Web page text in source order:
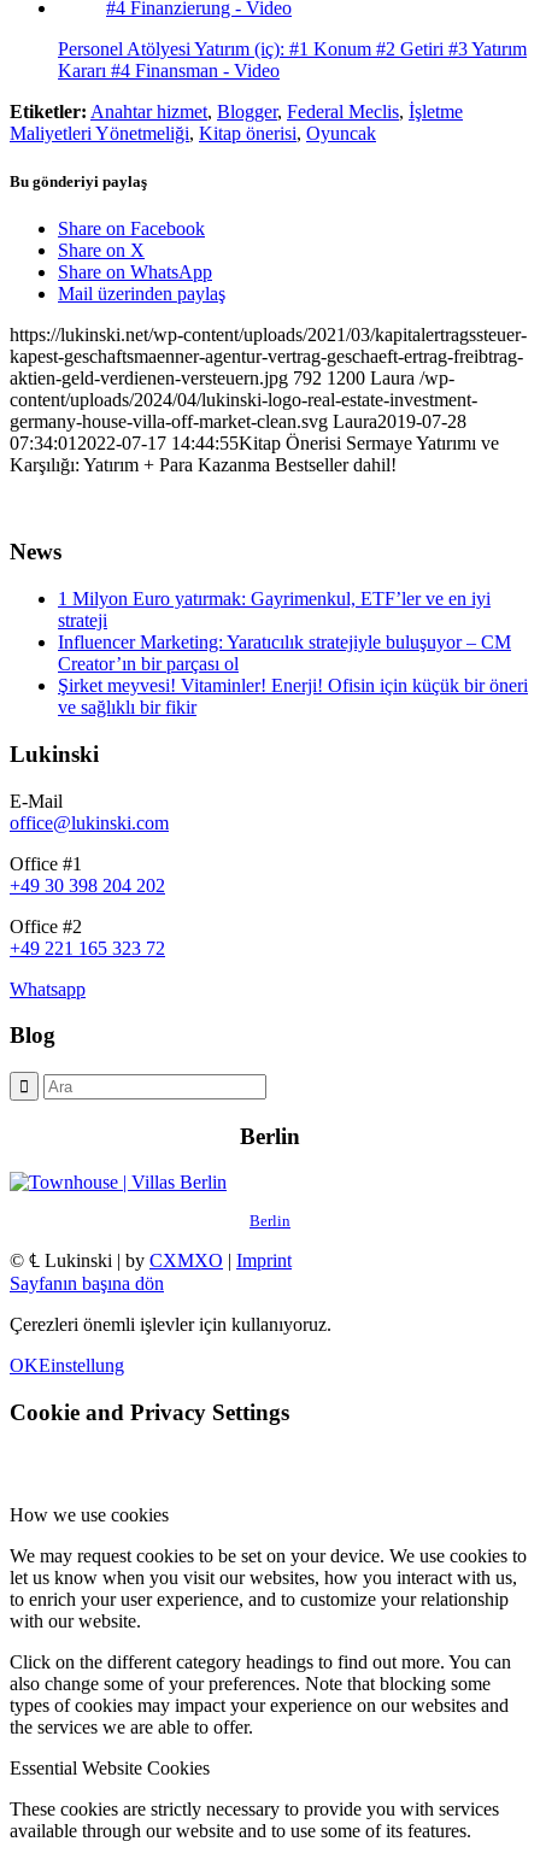
Personel Atölyesi Yatırım (iç): #1 Konum #2 Getiri #3 Yatırım
Kararı #4 Finansman - Video
Etiketler: Anahtar hizmet, Blogger, Federal Meclis, İşletme
Maliyetleri Yönetmeliği, Kitap önerisi, Oyuncak
Bu gönderiyi paylaş
Share on Facebook
Share on X
Share on WhatsApp
Mail üzerinden paylaş
https://lukinski.net/wp-content/uploads/2021/03/kapitalertragssteuer-
kapest-geschaftsmaenner-agentur-vertrag-geschaeft-ertrag-freibtrag-
aktien-geld-verdienen-versteuern.jpg 792 1200 Laura /wp-
content/uploads/2024/04/lukinski-logo-real-estate-investment-
germany-house-villa-off-market-clean.svg Laura2019-07-28
07:34:01 2022-07-17 14:44:55Kitap Önerisi Sermaye Yatırımı ve
Karşılığı: Yatırım + Para Kazanma Bestseller dahil!
News
1 Milyon Euro yatırmak: Gayrimenkul, ETF’ler ve en iyi
strateji
Influencer Marketing: Yaratıcılık stratejiyle buluşuyor – CM
Creator’ın bir parçası ol
Şirket meyvesi! Vitaminler! Enerji! Ofisin için küçük bir öneri
ve sağlıklı bir fikir
Lukinski
E-Mail
office@lukinski.com
Office #1
+49 30 398 204 202
Office #2
+49 221 165 323 72
Whatsapp
Blog
Berlin
Berlin
© ℄ Lukinski | by CXMXO | Imprint
Sayfanın başına dön
Çerezleri önemli işlevler için kullanıyoruz.
OKEinstellung
Cookie and Privacy Settings
How we use cookies
We may request cookies to be set on your device. We use cookies to
let us know when you visit our websites, how you interact with us,
to enrich your user experience, and to customize your relationship
with our website.
Click on the different category headings to find out more. You can
also change some of your preferences. Note that blocking some
types of cookies may impact your experience on our websites and
the services we are able to offer.
Essential Website Cookies
These cookies are strictly necessary to provide you with services
available through our website and to use some of its features.